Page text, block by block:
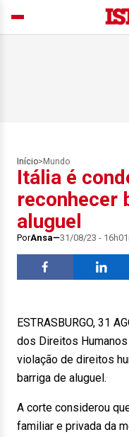
Início> Mundo
Itália é
reconhecer
aluguel
PorAnsa 31/08/23 -
ESTRASBURGO, 31
dos Direitos
violação de direitos
barriga de aluguel.
A corte considerou
familiar e privada da